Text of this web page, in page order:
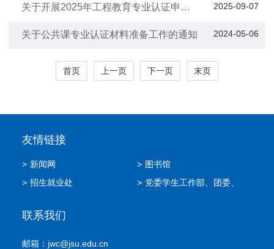
2025-09-07
关于开展2025年工程教育专业认证申请
2024-05-06
关于公共课专业认证材料准备工作的通知
首页 上一页 下一页 末页
友情链接
> 新闻网 > 图书馆
> 招生就业处 > 党委学生工作部、团委、
联系我们
邮箱：jwc@jsu.edu.cn